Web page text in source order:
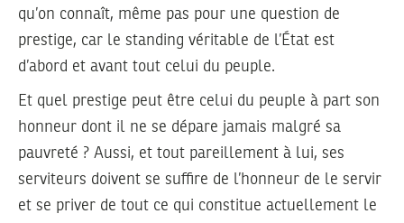
qu’on connaît, même pas pour une question de
prestige, car le standing véritable de l’État est
d’abord et avant tout celui du peuple.
Et quel prestige peut être celui du peuple à part son
honneur dont il ne se dépare jamais malgré sa
pauvreté ? Aussi, et tout pareillement à lui, ses
serviteurs doivent se suffire de l’honneur de le servir
et se priver de tout ce qui constitue actuellement le